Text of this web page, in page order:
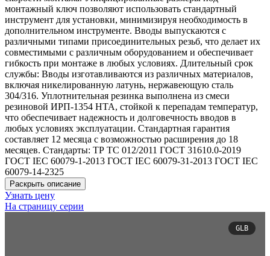
монтажный ключ позволяют использовать стандартный
инструмент для установки, минимизируя необходимость в
дополнительном инструменте. Вводы выпускаются с
различными типами присоединительных резьб, что делает их
совместимыми с различным оборудованием и обеспечивает
гибкость при монтаже в любых условиях. Длительный срок
службы: Вводы изготавливаются из различных материалов,
включая никелированную латунь, нержавеющую сталь
304/316. Уплотнительная резинка выполнена из смеси
резиновой ИРП-1354 НТА, стойкой к перепадам температур,
что обеспечивает надежность и долговечность вводов в
любых условиях эксплуатации. Стандартная гарантия
составляет 12 месяца с возможностью расширения до 18
месяцев. Стандарты: ТР ТС 012/2011 ГОСТ 31610.0-2019
ГОСТ IEC 60079-1-2013 ГОСТ IEC 60079-31-2013 ГОСТ IEC
60079-14-2325
Раскрыть описание
Узнать цену
На страницу серии
GLB